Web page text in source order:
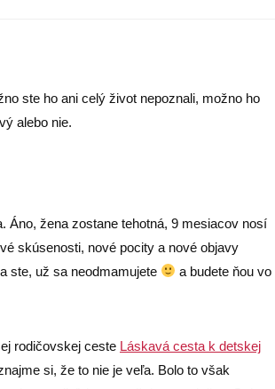
ste ho ani celý život nepoznali, možno ho
alebo nie.
Áno, žena zostane tehotná, 9 mesiacov nosí
skúsenosti, nové pocity a nové objavy
ste, už sa neodmamujete
a budete ňou vo
rodičovskej ceste Láskavá cesta k detskej
si, že to nie je veľa. Bolo to však